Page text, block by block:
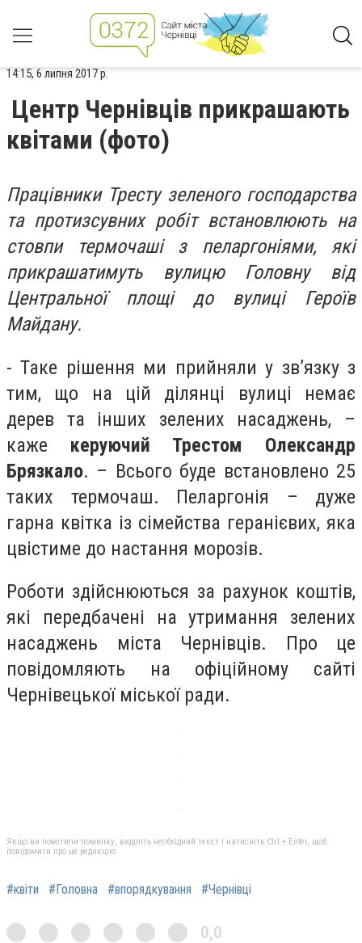
14:15, 6 липня 2017 р.
Центр Чернівців прикрашають
квітами (фото)
Працівники Тресту зеленого господарства
та протизсувних робіт встановлюють на
стовпи термочаші з пеларгоніями, які
прикрашатимуть вулицю Головну від
Центральної площі до вулиці Героїв
Майдану.
- Таке рішення ми прийняли у зв’язку з
тим, що на цій ділянці вулиці немає
дерев та інших зелених насаджень, –
каже керуючий Трестом Олександр
Брязкало. – Всього буде встановлено 25
таких термочаш. Пеларгонія – дуже
гарна квітка із сімейства геранієвих, яка
цвістиме до настання морозів.
Роботи здійснюються за рахунок коштів,
які передбачені на утримання зелених
насаджень міста Чернівців. Про це
повідомляють на офіційному сайті
Чернівецької міської ради.
Якщо ви помітили помилку, виділіть необхідний текст і натисніть Ctrl + Enter, щоб
повідомити про це редакцію
#квіти #Головна #впорядкування #Чернівці
0,0